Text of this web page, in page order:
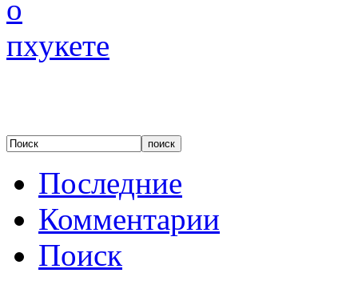
Последние
Комментарии
Поиск